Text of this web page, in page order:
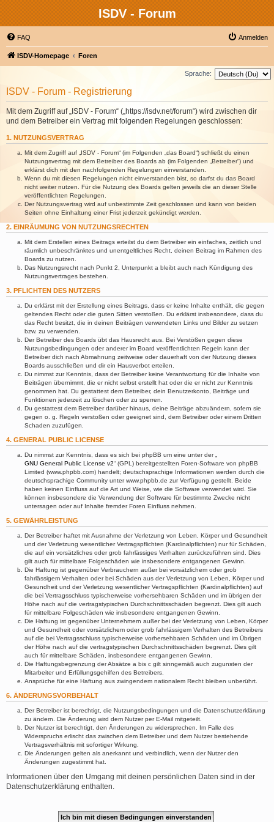
ISDV - Forum
FAQ Anmelden
ISDV-Homepage Foren
Sprache:
ISDV - Forum - Registrierung
Mit dem Zugriff auf „ISDV - Forum“ („https://isdv.net/forum“) wird zwischen dir
und dem Betreiber ein Vertrag mit folgenden Regelungen geschlossen:
1. NUTZUNGSVERTRAG
Mit dem Zugriff auf „ISDV - Forum“ (im Folgenden „das Board“) schließt du einen
Nutzungsvertrag mit dem Betreiber des Boards ab (im Folgenden „Betreiber“) und
erklärst dich mit den nachfolgenden Regelungen einverstanden.
Wenn du mit diesen Regelungen nicht einverstanden bist, so darfst du das Board
nicht weiter nutzen. Für die Nutzung des Boards gelten jeweils die an dieser Stelle
veröffentlichten Regelungen.
Der Nutzungsvertrag wird auf unbestimmte Zeit geschlossen und kann von beiden
Seiten ohne Einhaltung einer Frist jederzeit gekündigt werden.
2. EINRÄUMUNG VON NUTZUNGSRECHTEN
Mit dem Erstellen eines Beitrags erteilst du dem Betreiber ein einfaches, zeitlich und
räumlich unbeschränktes und unentgeltliches Recht, deinen Beitrag im Rahmen des
Boards zu nutzen.
Das Nutzungsrecht nach Punkt 2, Unterpunkt a bleibt auch nach Kündigung des
Nutzungsvertrages bestehen.
3. PFLICHTEN DES NUTZERS
Du erklärst mit der Erstellung eines Beitrags, dass er keine Inhalte enthält, die gegen
geltendes Recht oder die guten Sitten verstoßen. Du erklärst insbesondere, dass du
das Recht besitzt, die in deinen Beiträgen verwendeten Links und Bilder zu setzen
bzw. zu verwenden.
Der Betreiber des Boards übt das Hausrecht aus. Bei Verstößen gegen diese
Nutzungsbedingungen oder anderer im Board veröffentlichten Regeln kann der
Betreiber dich nach Abmahnung zeitweise oder dauerhaft von der Nutzung dieses
Boards ausschließen und dir ein Hausverbot erteilen.
Du nimmst zur Kenntnis, dass der Betreiber keine Verantwortung für die Inhalte von
Beiträgen übernimmt, die er nicht selbst erstellt hat oder die er nicht zur Kenntnis
genommen hat. Du gestattest dem Betreiber, dein Benutzerkonto, Beiträge und
Funktionen jederzeit zu löschen oder zu sperren.
Du gestattest dem Betreiber darüber hinaus, deine Beiträge abzuändern, sofern sie
gegen o. g. Regeln verstoßen oder geeignet sind, dem Betreiber oder einem Dritten
Schaden zuzufügen.
4. GENERAL PUBLIC LICENSE
Du nimmst zur Kenntnis, dass es sich bei phpBB um eine unter der „
GNU General Public License v2“ (GPL) bereitgestellten Foren-Software von phpBB
Limited (www.phpbb.com) handelt; deutschsprachige Informationen werden durch die
deutschsprachige Community unter www.phpbb.de zur Verfügung gestellt. Beide
haben keinen Einfluss auf die Art und Weise, wie die Software verwendet wird. Sie
können insbesondere die Verwendung der Software für bestimmte Zwecke nicht
untersagen oder auf Inhalte fremder Foren Einfluss nehmen.
5. GEWÄHRLEISTUNG
Der Betreiber haftet mit Ausnahme der Verletzung von Leben, Körper und Gesundheit
und der Verletzung wesentlicher Vertragspflichten (Kardinalpflichten) nur für Schäden,
die auf ein vorsätzliches oder grob fahrlässiges Verhalten zurückzuführen sind. Dies
gilt auch für mittelbare Folgeschäden wie insbesondere entgangenen Gewinn.
Die Haftung ist gegenüber Verbrauchern außer bei vorsätzlichem oder grob
fahrlässigem Verhalten oder bei Schäden aus der Verletzung von Leben, Körper und
Gesundheit und der Verletzung wesentlicher Vertragspflichten (Kardinalpflichten) auf
die bei Vertragsschluss typischerweise vorhersehbaren Schäden und im übrigen der
Höhe nach auf die vertragstypischen Durchschnittsschäden begrenzt. Dies gilt auch
für mittelbare Folgeschäden wie insbesondere entgangenen Gewinn.
Die Haftung ist gegenüber Unternehmern außer bei der Verletzung von Leben, Körper
und Gesundheit oder vorsätzlichem oder grob fahrlässigem Verhalten des Betreibers
auf die bei Vertragsschluss typischerweise vorhersehbaren Schäden und im Übrigen
der Höhe nach auf die vertragstypischen Durchschnittsschäden begrenzt. Dies gilt
auch für mittelbare Schäden, insbesondere entgangenen Gewinn.
Die Haftungsbegrenzung der Absätze a bis c gilt sinngemäß auch zugunsten der
Mitarbeiter und Erfüllungsgehilfen des Betreibers.
Ansprüche für eine Haftung aus zwingendem nationalem Recht bleiben unberührt.
6. ÄNDERUNGSVORBEHALT
Der Betreiber ist berechtigt, die Nutzungsbedingungen und die Datenschutzerklärung
zu ändern. Die Änderung wird dem Nutzer per E-Mail mitgeteilt.
Der Nutzer ist berechtigt, den Änderungen zu widersprechen. Im Falle des
Widerspruchs erlischt das zwischen dem Betreiber und dem Nutzer bestehende
Vertragsverhältnis mit sofortiger Wirkung.
Die Änderungen gelten als anerkannt und verbindlich, wenn der Nutzer den
Änderungen zugestimmt hat.
Informationen über den Umgang mit deinen persönlichen Daten sind in der
Datenschutzerklärung enthalten.